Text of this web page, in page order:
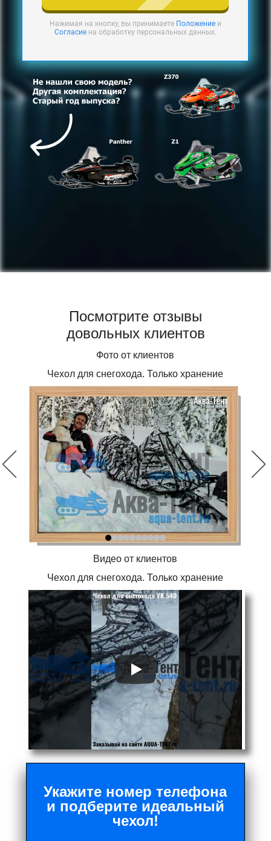
Нажимая на кнопку, вы принимаете Положениеи
Согласиена обработку персональных данных.
Посмотрите отзывы
довольных клиентов
Фото от клиентов
Чехол для снегохода. Только хранение
Видео от клиентов
Чехол для снегохода. Только хранение
Укажите номер телефона
и подберите идеальный
чехол!